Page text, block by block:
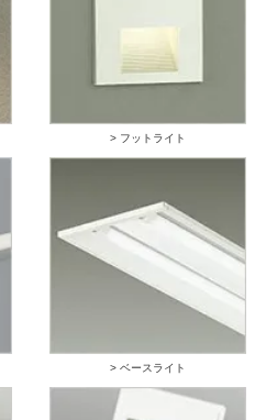
> フットライト
> ベースライト